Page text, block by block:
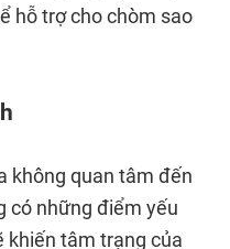
hỗ trợ cho chòm sao
không quan tâm đến
có những điểm yếu
khiến tâm trạng của